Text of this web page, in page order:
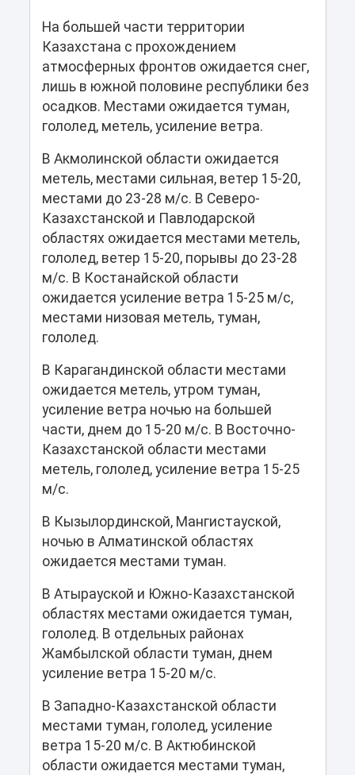
На большей части территории
Казахстана с прохождением
атмосферных фронтов ожидается снег,
лишь в южной половине республики без
осадков. Местами ожидается туман,
гололед, метель, усиление ветра.
В Акмолинской области ожидается
метель, местами сильная, ветер 15-20,
местами до 23-28 м/с. В Северо-
Казахстанской и Павлодарской
областях ожидается местами метель,
гололед, ветер 15-20, порывы до 23-28
м/с. В Костанайской области
ожидается усиление ветра 15-25 м/с,
местами низовая метель, туман,
гололед.
В Карагандинской области местами
ожидается метель, утром туман,
усиление ветра ночью на большей
части, днем до 15-20 м/с. В Восточно-
Казахстанской области местами
метель, гололед, усиление ветра 15-25
м/с.
В Кызылординской, Мангистауской,
ночью в Алматинской областях
ожидается местами туман.
В Атырауской и Южно-Казахстанской
областях местами ожидается туман,
гололед. В отдельных районах
Жамбылской области туман, днем
усиление ветра 15-20 м/с.
В Западно-Казахстанской области
местами туман, гололед, усиление
ветра 15-20 м/с. В Актюбинской
области ожидается местами туман,